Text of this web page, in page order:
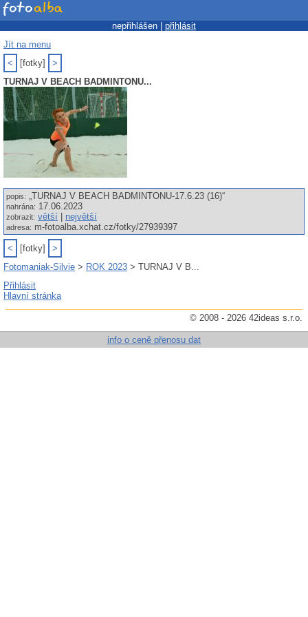
nepřihlášen | přihlásit
Jít na menu
<
[fotky]
>
TURNAJ V BEACH BADMINTONU...
popis: „TURNAJ V BEACH BADMINTONU-17.6.23 (16)“
nahrána: 17.06.2023
zobrazit: větší největší
adresa: m-fotoalba.xchat.cz/fotky/27939397
< [fotky]
>
Fotomaniak-Silvie > ROK 2023 > TURNAJ V B...
Přihlásit
Hlavní stránka
© 2008 - 2026 42ideas s.r.o.
info o ceně přenosu dat